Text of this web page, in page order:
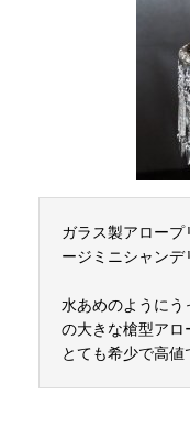
ガラス製アロー
ージミニシャンデ
水あめのようにう
の大きな槍型アロ
とても希少で高値